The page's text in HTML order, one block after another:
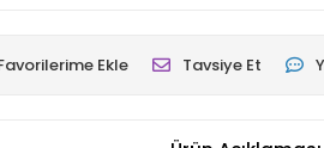
Ekle Tavsiye Et